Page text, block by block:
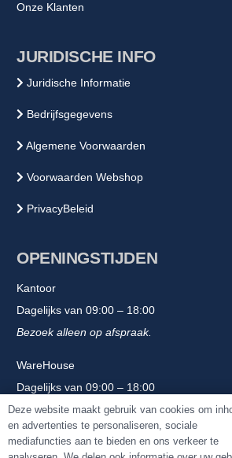
Onze Klanten
JURIDISCHE INFO
Juridische Informatie
Bedrijfsgegevens
Algemene Voorwaarden
Voorwaarden Webshop
PrivacyBeleid
OPENINGSTIJDEN
Kantoor
Dagelijks van 09:00 – 18:00
Bezoek alleen op afspraak.
WareHouse
Dagelijks van 09:00 – 18:00
Bezoek alleen op afspraak.
Deze website maakt gebruik van cookies om
en advertenties te personaliseren, sociale
mediafuncties aan te bieden en ons verkeer te